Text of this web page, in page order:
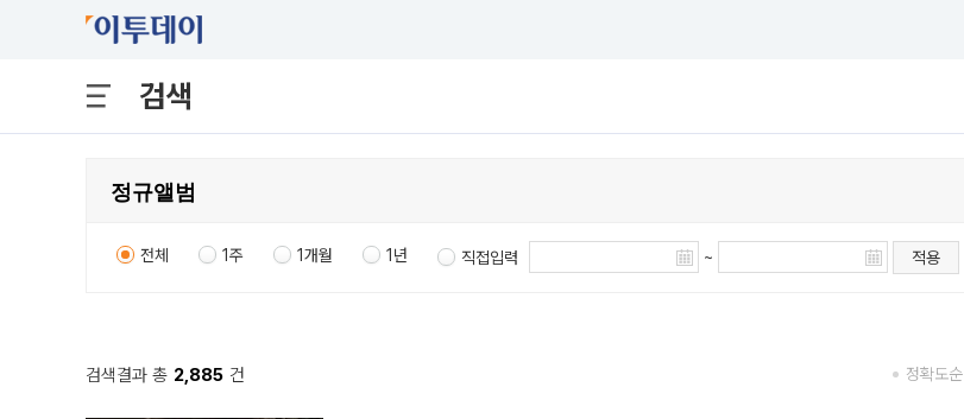
검색
전체 1주 1개월 1년 직접입력 ~ 적용
검색결과 총 2,885 건 정확도순